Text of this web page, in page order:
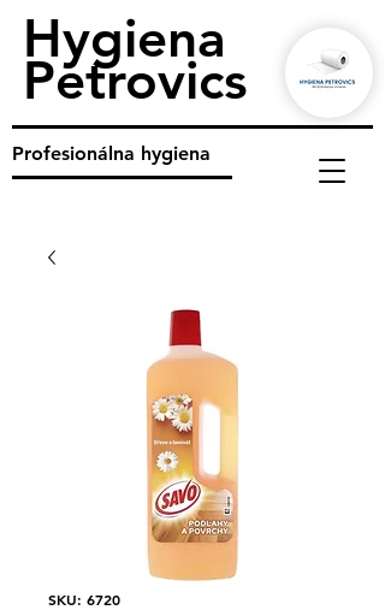
Profesionálna hygiena
Hygiena
Petrovics
SKU: 6720